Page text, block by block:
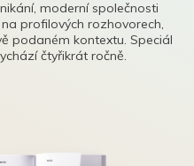
moderní společnosti
profilových rozhovorech,
podaném kontextu. Speciál
čtyřikrát ročně.